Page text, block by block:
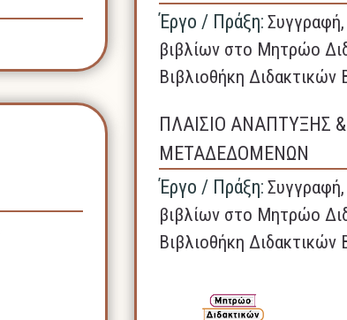
Έργο / Πράξη: Συγγραφή,
βιβλίων στο Μητρώο
Βιβλιοθήκη
ΠΛΑΙΣΙΟ ΑΝΑΠΤΥΞΗΣ
ΜΕΤΑΔΕΔΟΜΕΝΩΝ
Έργο / Πράξη: Συγγραφή,
βιβλίων στο Μητρώο
Βιβλιοθήκη